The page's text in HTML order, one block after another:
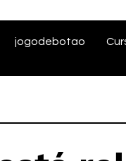
jogodebotao